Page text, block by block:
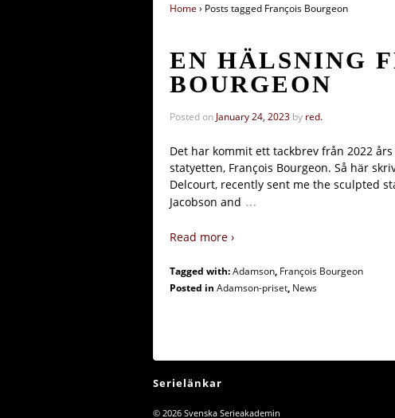
Home › Posts tagged François Bourgeon
EN HÄLSNING
BOURGEON
Posted on January 24, 2023 by red.
Det har kommit ett tackbrev från 2022
statyetten, François Bourgeon. Så här
Delcourt, recently sent me the sculpted
Jacobson and …
Read more ›
Tagged with:Adamson, François Bourgeon
Posted in Adamson-priset, News
Serielänkar
© 2026 Svenska Serieakademin